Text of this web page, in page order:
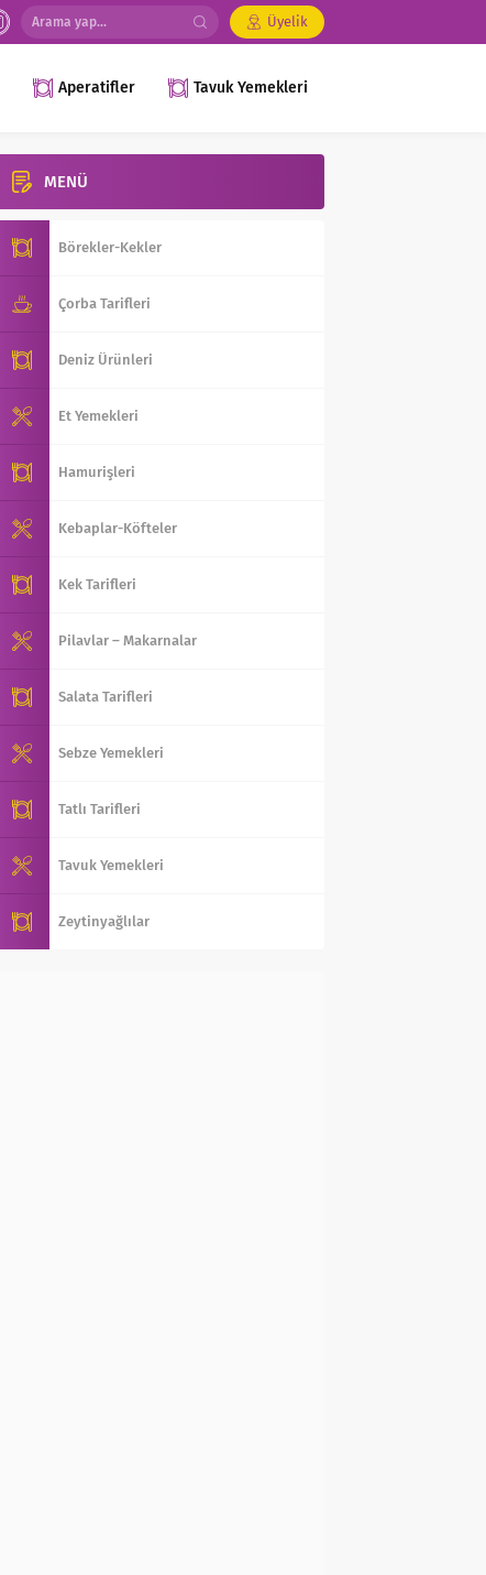
Üyelik
Aperatifler Tavuk Yemekleri
MENÜ
Börekler-Kekler
Çorba Tarifleri
Deniz Ürünleri
Et Yemekleri
Hamurişleri
Kebaplar-Köfteler
Kek Tarifleri
Pilavlar – Makarnalar
Salata Tarifleri
Sebze Yemekleri
Tatlı Tarifleri
Tavuk Yemekleri
Zeytinyağlılar